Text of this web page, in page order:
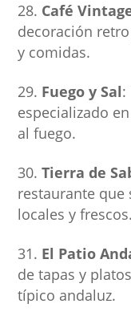
Café
decoración
y comidas.
Fuego y Sal:
especializado
al fuego.
Tierra de
restaurante que
locales y frescos.
El Patio
de tapas y
típico andaluz.